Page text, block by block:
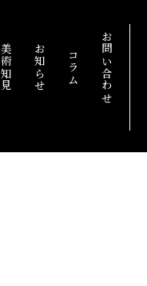
美術知見 お知らせ コラム お問い合わせ